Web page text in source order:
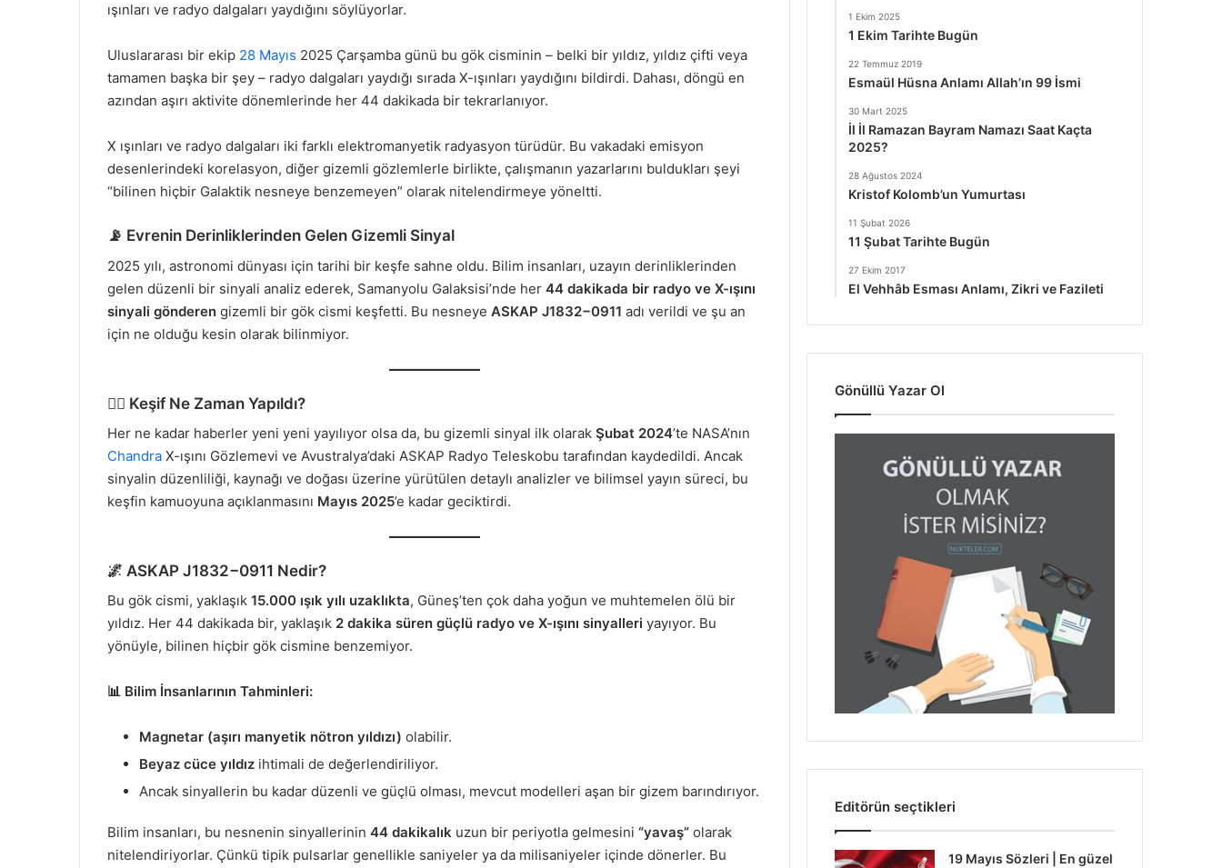
ışınları ve radyo dalgaları yaydığını söylüyorlar.
Uluslararası bir ekip 28 Mayıs 2025 Çarşamba günü bu gök cisminin – belki bir yıldız, yıldız çifti veya
tamamen başka bir şey – radyo dalgaları yaydığı sırada X-ışınları yaydığını bildirdi. Dahası, döngü en
azından aşırı aktivite dönemlerinde her 44 dakikada bir tekrarlanıyor.
X ışınları ve radyo dalgaları iki farklı elektromanyetik radyasyon türüdür. Bu vakadaki emisyon
desenlerindeki korelasyon, diğer gizemli gözlemlerle birlikte, çalışmanın yazarlarını buldukları şeyi
“bilinen hiçbir Galaktik nesneye benzemeyen” olarak nitelendirmeye yöneltti.
📡 Evrenin Derinliklerinden Gelen Gizemli Sinyal
2025 yılı, astronomi dünyası için tarihi bir keşfe sahne oldu. Bilim insanları, uzayın derinliklerinden
gelen düzenli bir sinyali analiz ederek, Samanyolu Galaksisi’nde her 44 dakikada bir radyo ve X-ışını
sinyali gönderen gizemli bir gök cismi keşfetti. Bu nesneye ASKAP J1832−0911 adı verildi ve şu an
için ne olduğu kesin olarak bilinmiyor.
🕵️‍♂️ Keşif Ne Zaman Yapıldı?
Her ne kadar haberler yeni yeni yayılıyor olsa da, bu gizemli sinyal ilk olarak Şubat 2024’te NASA’nın
Chandra X-ışını Gözlemevi ve Avustralya’daki ASKAP Radyo Teleskobu tarafından kaydedildi. Ancak
sinyalin düzenliliği, kaynağı ve doğası üzerine yürütülen detaylı analizler ve bilimsel yayın süreci, bu
keşfin kamuoyuna açıklanmasını Mayıs 2025’e kadar geciktirdi.
🌌 ASKAP J1832−0911 Nedir?
Bu gök cismi, yaklaşık 15.000 ışık yılı uzaklıkta, Güneş’ten çok daha yoğun ve muhtemelen ölü bir
yıldız. Her 44 dakikada bir, yaklaşık 2 dakika süren güçlü radyo ve X-ışını sinyalleri yayıyor. Bu
yönüyle, bilinen hiçbir gök cismine benzemiyor.
📊 Bilim İnsanlarının Tahminleri:
Magnetar (aşırı manyetik nötron yıldızı) olabilir.
Beyaz cüce yıldız ihtimali de değerlendiriliyor.
Ancak sinyallerin bu kadar düzenli ve güçlü olması, mevcut modelleri aşan bir gizem barındırıyor.
Bilim insanları, bu nesnenin sinyallerinin 44 dakikalık uzun bir periyotla gelmesini “yavaş” olarak
nitelendiriyorlar. Çünkü tipik pulsarlar genellikle saniyeler ya da milisaniyeler içinde dönerler. Bu
1 Ekim 2025
1 Ekim Tarihte Bugün
22 Temmuz 2019
Esmaül Hüsna Anlamı Allah’ın 99 İsmi
30 Mart 2025
İl İl Ramazan Bayram Namazı Saat Kaçta
2025?
28 Ağustos 2024
Kristof Kolomb’un Yumurtası
11 Şubat 2026
11 Şubat Tarihte Bugün
27 Ekim 2017
El Vehhâb Esması Anlamı, Zikri ve Fazileti
Gönüllü Yazar Ol
Editörün seçtikleri
19 Mayıs Sözleri | En güzel